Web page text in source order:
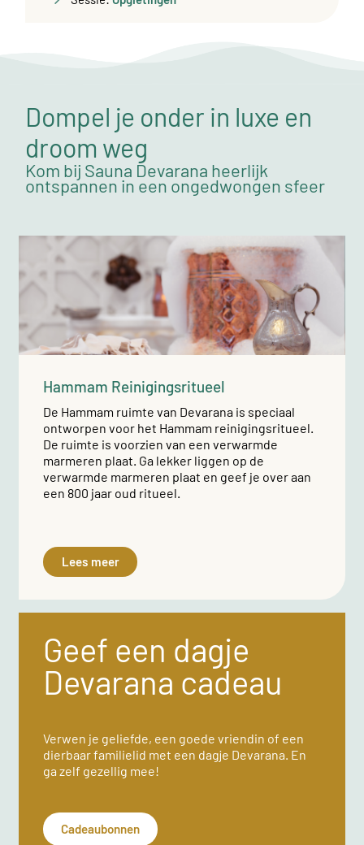
Dompel je onder in luxe en
droom weg
Kom bij Sauna Devarana heerlijk
ontspannen in een ongedwongen sfeer
Hammam Reinigingsritueel
De Hammam ruimte van Devarana is speciaal
ontworpen voor het Hammam reinigingsritueel.
De ruimte is voorzien van een verwarmde
marmeren plaat. Ga lekker liggen op de
verwarmde marmeren plaat en geef je over aan
een 800 jaar oud ritueel.
Lees meer
Geef een dagje
Devarana cadeau
Verwen je geliefde, een goede vriendin of een
dierbaar familielid met een dagje Devarana. En
ga zelf gezellig mee!
Cadeaubonnen